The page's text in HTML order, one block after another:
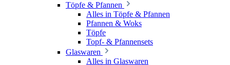
Töpfe & Pfannen
Alles in Töpfe & Pfannen
Pfannen & Woks
Töpfe
Topf- & Pfannensets
Glaswaren
Alles in Glaswaren